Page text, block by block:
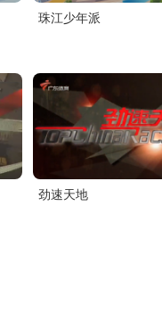
珠江少年派
劲速天地